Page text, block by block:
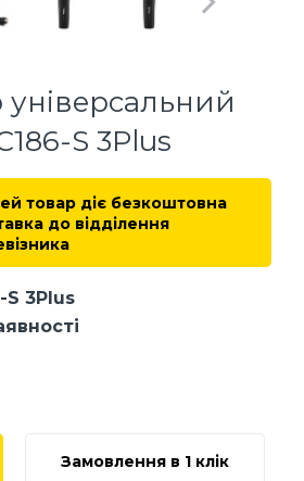
S 3Plus
товар діє безкоштовна
до відділення
S 3Plus
Замовлення в 1 клік